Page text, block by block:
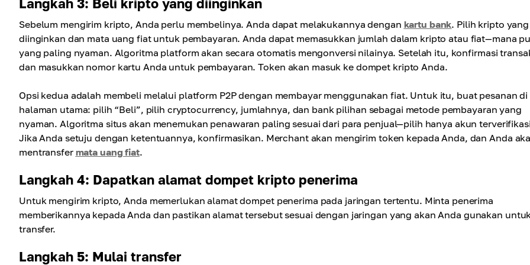
Langkah 3: Beli kripto yang diinginkan
Sebelum mengirim kripto, Anda perlu membelinya. Anda dapat melakukannya dengan kartu bank. Pilih kripto yang
diinginkan dan mata uang fiat untuk pembayaran. Anda dapat memasukkan jumlah dalam kripto atau fiat—mana
yang paling nyaman. Algoritma platform akan secara otomatis mengonversi nilainya. Setelah itu, konfirmasi
dan masukkan nomor kartu Anda untuk pembayaran. Token akan masuk ke dompet kripto Anda.
Opsi kedua adalah membeli melalui platform P2P dengan membayar menggunakan fiat. Untuk itu, buat pesanan di
halaman utama: pilih “Beli”, pilih cryptocurrency, jumlahnya, dan bank pilihan sebagai metode pembayaran yang
nyaman. Algoritma situs akan menemukan penawaran paling sesuai dari para penjual—pilih hanya akun
Jika Anda setuju dengan ketentuannya, konfirmasikan. Merchant akan mengirim token kepada Anda, dan Anda
mentransfer mata uang fiat.
Langkah 4: Dapatkan alamat dompet kripto penerima
Untuk mengirim kripto, Anda memerlukan alamat dompet penerima pada jaringan tertentu. Minta penerima
memberikannya kepada Anda dan pastikan alamat tersebut sesuai dengan jaringan yang akan Anda gunakan
transfer.
Langkah 5: Mulai transfer